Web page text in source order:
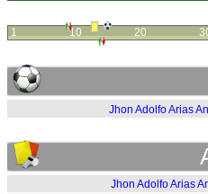
1 10 20
Jhon Adolfo Arias
Jhon Adolfo Arias